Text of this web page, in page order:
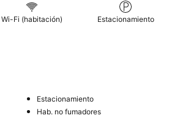
Wi-Fi (habitación) Estacionamiento
Estacionamiento
Hab. no fumadores